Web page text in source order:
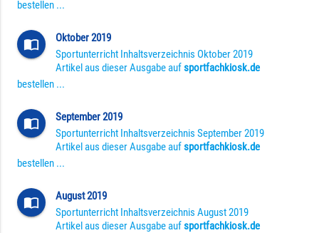
bestellen ...
import_contacts
Oktober 2019
Sportunterricht Inhaltsverzeichnis Oktober 2019
Artikel aus dieser Ausgabe aufsportfachkiosk.de
bestellen ...
import_contacts
September 2019
Sportunterricht Inhaltsverzeichnis September 2019
Artikel aus dieser Ausgabe aufsportfachkiosk.de
bestellen ...
import_contacts
August 2019
Sportunterricht Inhaltsverzeichnis August 2019
Artikel aus dieser Ausgabe aufsportfachkiosk.de